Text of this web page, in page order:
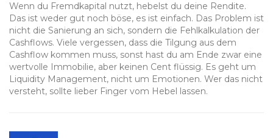
Wenn du Fremdkapital nutzt, hebelst du deine Rendite.
Das ist weder gut noch böse, es ist einfach. Das Problem ist
nicht die Sanierung an sich, sondern die Fehlkalkulation der
Cashflows. Viele vergessen, dass die Tilgung aus dem
Cashflow kommen muss, sonst hast du am Ende zwar eine
wertvolle Immobilie, aber keinen Cent flüssig. Es geht um
Liquidity Management, nicht um Emotionen. Wer das nicht
versteht, sollte lieber Finger vom Hebel lassen.